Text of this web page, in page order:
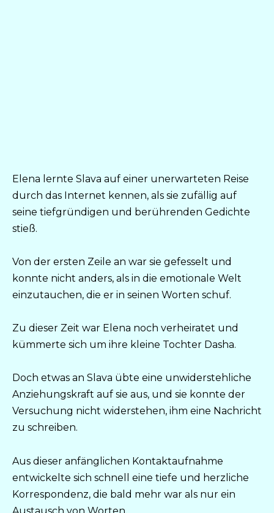
Elena lernte Slava auf einer unerwarteten Reise
durch das Internet kennen, als sie zufällig auf
seine tiefgründigen und berührenden Gedichte
stieß.
Von der ersten Zeile an war sie gefesselt und
konnte nicht anders, als in die emotionale Welt
einzutauchen, die er in seinen Worten schuf.
Zu dieser Zeit war Elena noch verheiratet und
kümmerte sich um ihre kleine Tochter Dasha.
Doch etwas an Slava übte eine unwiderstehliche
Anziehungskraft auf sie aus, und sie konnte der
Versuchung nicht widerstehen, ihm eine Nachricht
zu schreiben.
Aus dieser anfänglichen Kontaktaufnahme
entwickelte sich schnell eine tiefe und herzliche
Korrespondenz, die bald mehr war als nur ein
Austausch von Worten.